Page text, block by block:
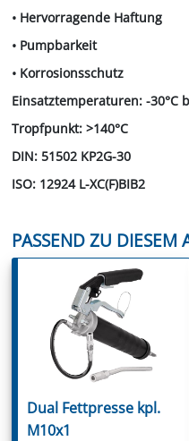
• Hervorragende Haftung
• Pumpbarkeit
• Korrosionsschutz
Einsatztemperaturen: -30°C
Tropfpunkt: >140°C
DIN: 51502 KP2G-30
ISO: 12924 L-XC(F)BIB2
PASSEND ZU DIESEM
Dual Fettpresse kpl.
M10x1